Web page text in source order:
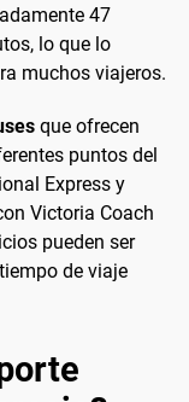
47
lo que lo
muchos viajeros.
que ofrecen
puntos del
Express y
Victoria Coach
pueden ser
de viaje